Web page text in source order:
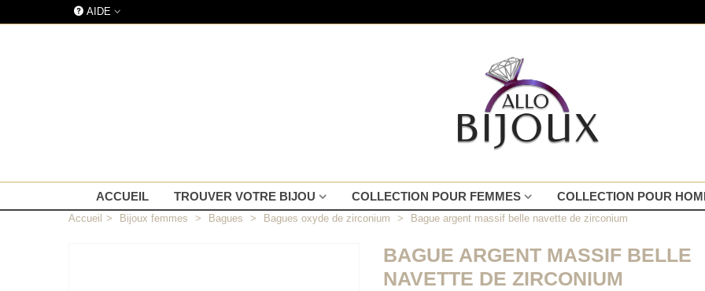
AIDE
ACCUEIL TROUVER VOTRE BIJOU COLLECTION POUR FEMMES COLLECTION POUR
Accueil > Bijoux femmes > Bagues > Bagues oxyde de zirconium > Bague argent massif belle navette de zirconium
BAGUE ARGENT MASSIF BELLE
NAVETTE DE ZIRCONIUM